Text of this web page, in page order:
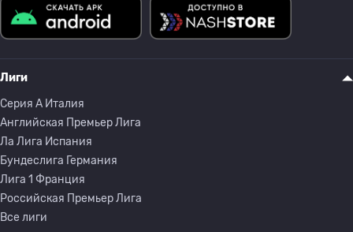
Лиги
Серия A Италия
Английская Премьер Лига
Ла Лига Испания
Бундеслига Германия
Лига 1 Франция
Российская Премьер Лига
Все лиги